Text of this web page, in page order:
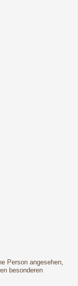
Person angesehen,
besonderen